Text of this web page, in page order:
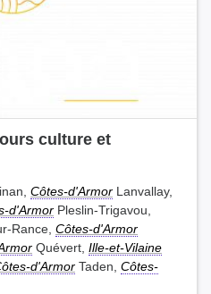
culture et
Côtes-d'Armor Lanvallay,
d'Armor Pleslin-Trigavou,
Rance, Côtes-d'Armor
Quévert, Ille-et-Vilaine
d'Armor Taden, Côtes-